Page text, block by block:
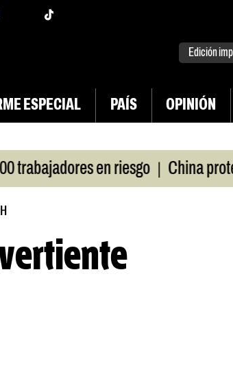
facebook
Edición
ESPECIAL PAÍS OPINIÓN
en riesgo | China protesta